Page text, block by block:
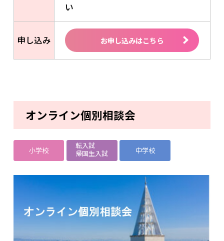
い
申し込み お申し込みはこちら
オンライン個別相談会
小学校
転入試
帰国生入試
中学校